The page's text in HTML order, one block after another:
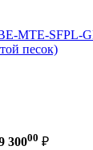
MTE-SFPL-
песок)
30000 ₽